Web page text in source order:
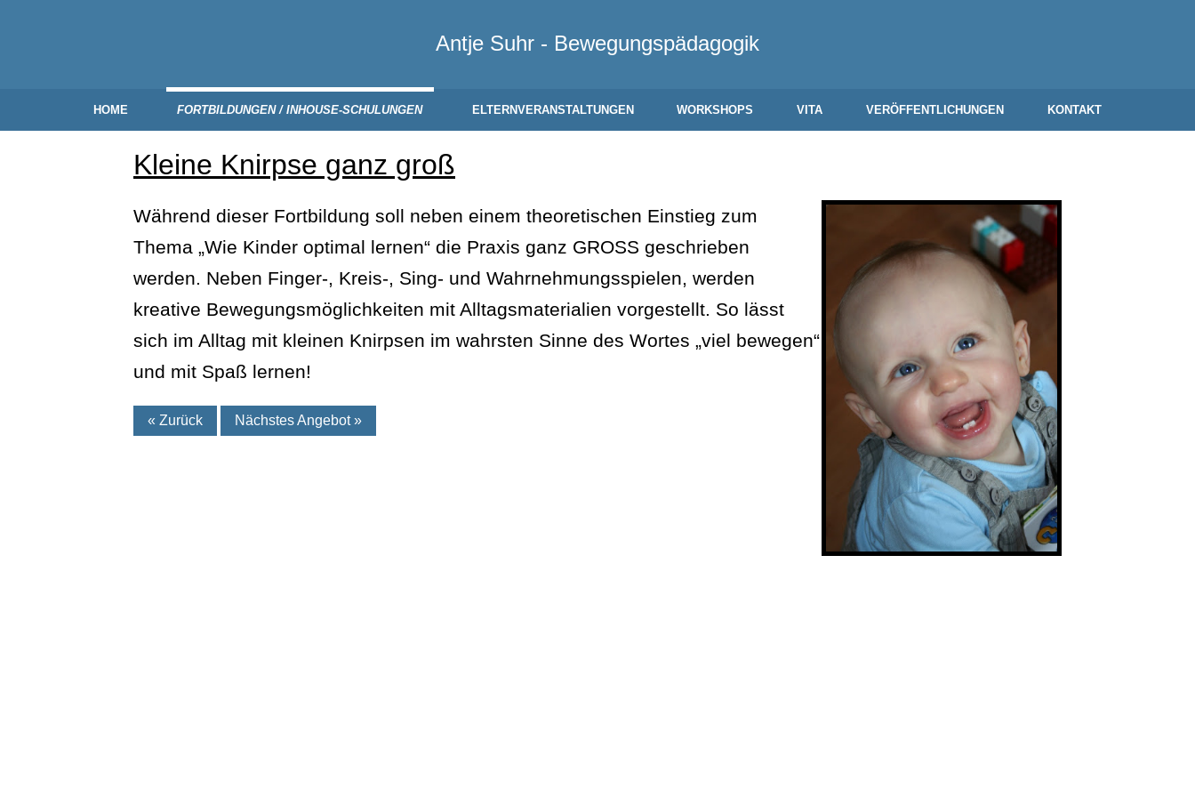
Antje Suhr - Bewegungspädagogik
HOME FORTBILDUNGEN / INHOUSE-SCHULUNGEN ELTERNVERANSTALTUNGEN WORKSHOPS VITA VERÖFFENTLICHUNGEN KONTAKT
Kleine Knirpse ganz groß
Während dieser Fortbildung soll neben einem theoretischen Einstieg zum
Thema „Wie Kinder optimal lernen“ die Praxis ganz GROSS geschrieben
werden. Neben Finger-, Kreis-, Sing- und Wahrnehmungsspielen, werden
kreative Bewegungsmöglichkeiten mit Alltagsmaterialien vorgestellt. So lässt
sich im Alltag mit kleinen Knirpsen im wahrsten Sinne des Wortes „viel bewegen“
und mit Spaß lernen!
« Zurück Nächstes Angebot »